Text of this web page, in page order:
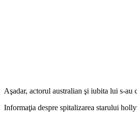
Aşadar, actorul australian şi iubita lui s-
Informaţia despre spitalizarea starului